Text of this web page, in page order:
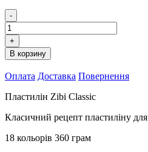
-
Пластилін
Zibi
Classic
18
6235
ZB
кількість
+
В корзину
Оплата Доставка Повернення
Пластилін Zibi Classic
Класичний рецепт пластиліну
18 кольорів 360 грам